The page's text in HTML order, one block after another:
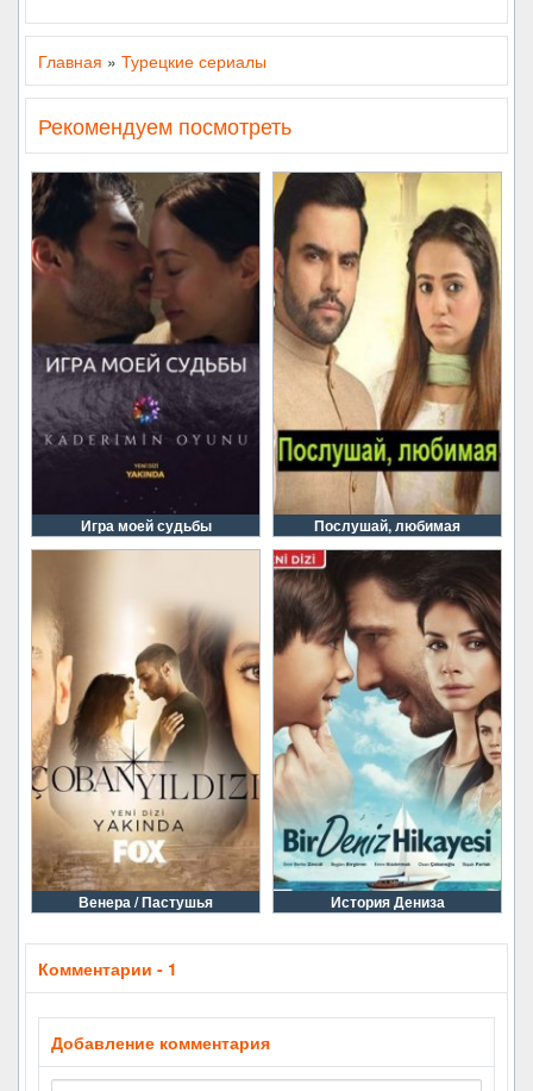
Главная » Турецкие сериалы
Рекомендуем посмотреть
Игра моей судьбы Послушай, любимая
Венера / Пастушья История Дениза
Комментарии - 1
Добавление комментария